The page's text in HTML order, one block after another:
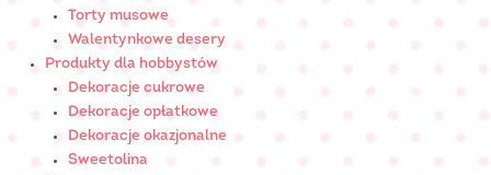
Torty musowe
Walentynkowe desery
Produkty dla hobbystów
Dekoracje cukrowe
Dekoracje opłatkowe
Dekoracje okazjonalne
Sweetolina